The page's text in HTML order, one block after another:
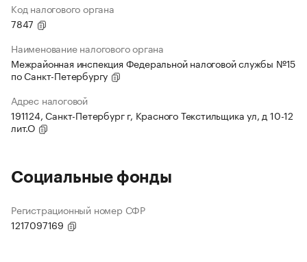
Код налогового органа
7847
Наименование налогового органа
Межрайонная инспекция Федеральной налоговой службы №15
по Санкт-Петербургу
Адрес налоговой
191124, Санкт-Петербург г, Красного Текстильщика ул, д 10-12
лит.О
Социальные фонды
Регистрационный номер СФР
1217097169